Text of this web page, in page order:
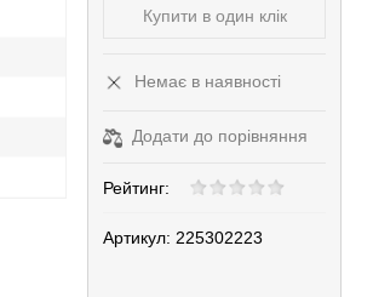
Купити в один клік
Немає в наявності
Додати до порівняння
Рейтинг:
Артикул: 225302223